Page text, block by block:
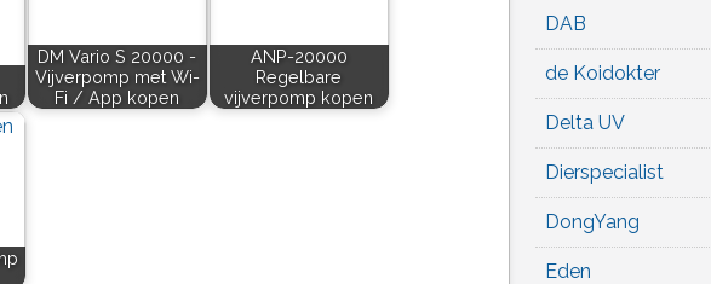
DM Vario S 20000 -
Vijverpomp met Wi-
Fi / App kopen
ANP-20000
Regelbare
vijverpomp kopen
DAB
de Koidokter
Delta UV
Dierspecialist
DongYang
Eden